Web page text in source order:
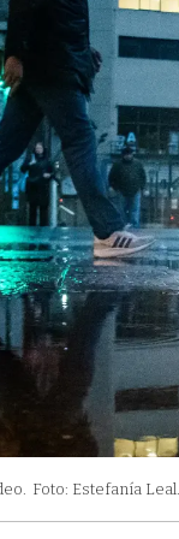
Foto: Estefanía Leal.